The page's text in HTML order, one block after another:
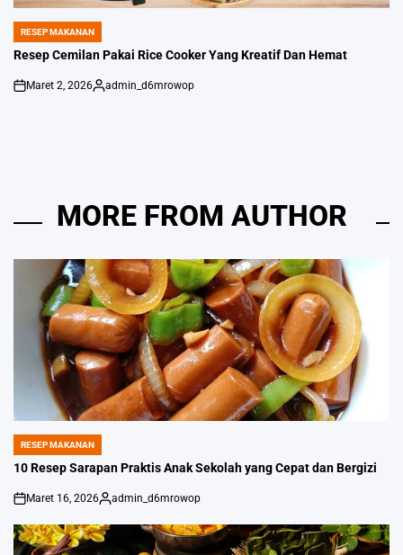
POSTED
IN
RESEP MAKANAN
Resep Cemilan Pakai Rice Cooker Yang Kreatif Dan Hemat
on
Maret 2, 2026
Posted
admin_d6mrowop
MORE FROM AUTHOR
POSTED
IN
RESEP MAKANAN
10 Resep Sarapan Praktis Anak Sekolah yang Cepat dan Bergizi
on
Maret 16, 2026
Posted
admin_d6mrowop